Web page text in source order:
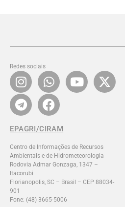
Redes sociais
EPAGRI/CIRAM
Centro de Informações de Recursos
Ambientais e de Hidrometeorologia
Rodovia Admar Gonzaga, 1347 –
Itacorubi
Florianopolis, SC – Brasil – CEP 88034-
901
Fone: (48) 3665-5006